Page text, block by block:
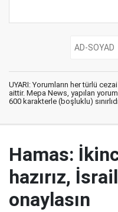
UYARI: Yorumların her türlü
aittir. Mepa News, yapılan
600 karakterle (boşluklu)
Hamas:
hazırız,
onaylasın